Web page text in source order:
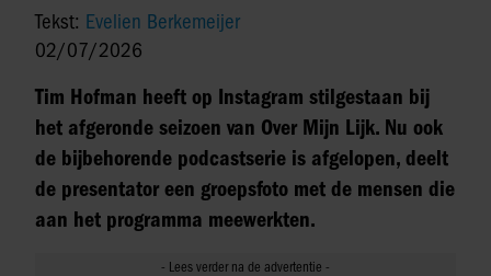
Tekst: Evelien Berkemeijer
02/07/2026
Tim Hofman heeft op Instagram stilgestaan bij
het afgeronde seizoen van Over Mijn Lijk. Nu ook
de bijbehorende podcastserie is afgelopen, deelt
de presentator een groepsfoto met de mensen die
aan het programma meewerkten.